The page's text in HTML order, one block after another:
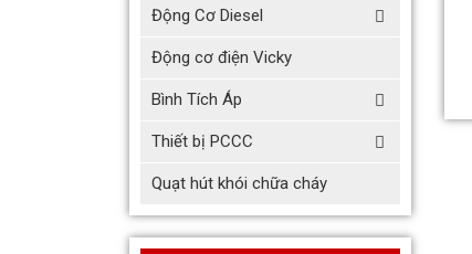
Động Cơ Diesel
Động cơ điện Vicky
Bình Tích Áp
Thiết bị PCCC
Quạt hút khói chữa cháy
Giá bán: Liên hệ
Quạt hướng trục gắn tường
KEA-WF-No
Giá bán: Liên hệ